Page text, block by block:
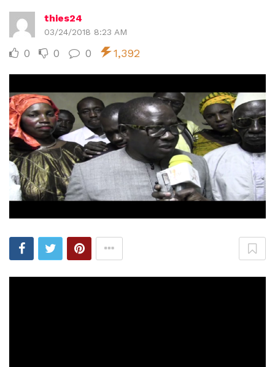
thies24
03/24/2018 8:23 AM
0 0 0 1,392